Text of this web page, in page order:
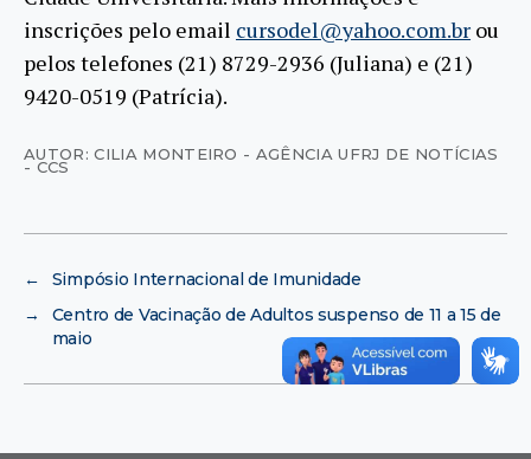
inscrições pelo email cursodel@yahoo.com.br ou
pelos telefones (21) 8729-2936 (Juliana) e (21)
9420-0519 (Patrícia).
AUTOR: CILIA MONTEIRO - AGÊNCIA UFRJ DE NOTÍCIAS
- CCS
←
Simpósio Internacional de Imunidade
→
Centro de Vacinação de Adultos suspenso de 11 a 15 de
maio